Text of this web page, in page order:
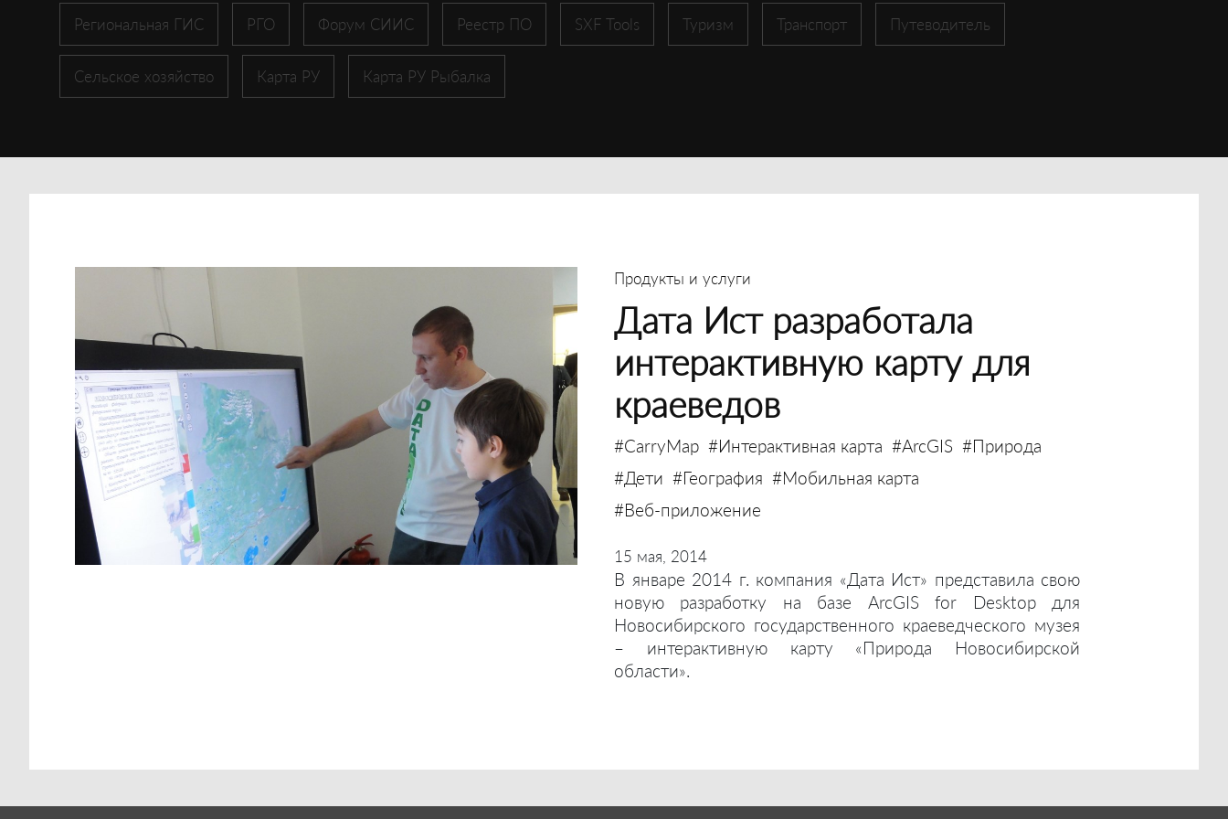
Региональная ГИС РГО Форум СИИС Реестр ПО SXF Tools Туризм Транспорт Путеводитель
Сельское хозяйство Карта РУ Карта РУ Рыбалка
Продукты и услуги
Дата Ист разработала
интерактивную карту для
краеведов
#CarryMap #Интерактивная карта #ArcGIS #Природа
#Дети #География #Мобильная карта
#Веб-приложение
15 мая, 2014
В январе 2014 г. компания «Дата Ист» представила свою
новую разработку на базе ArcGIS for Desktop для
Новосибирского государственного краеведческого музея
– интерактивную карту «Природа Новосибирской
области».